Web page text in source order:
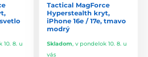
10. 8. u
Tactical MagForce
Hyperstealth kryt,
iPhone 16e / 17e, tmavo
modrý
Skladom, v pondelok 10. 8. u
vás